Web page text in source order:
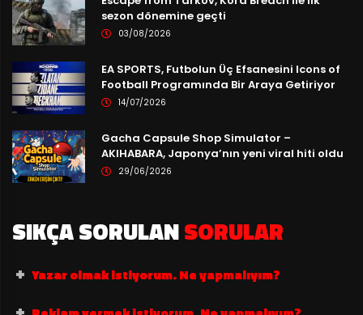
sezon dönemine geçti
03/08/2026
EA SPORTS, Futbolun Üç Efsanesini Icons of
Football Programında Bir Araya Getiriyor
14/07/2026
Gacha Capsule Shop Simulator –
AKIHABARA, Japonya’nın yeni viral hiti oldu
29/06/2026
SIKÇA SORULANSORULAR
Yazar olmak istiyorum. Ne yapmalıyım?